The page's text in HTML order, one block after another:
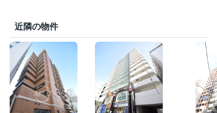
近隣の物件